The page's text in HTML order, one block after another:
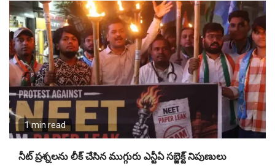
1 min read
నీట్ ప్ర‌శ్న‌ల‌ను లీక్ చేసిన ముగ్గురు ఎన్టీఏ స‌బ్జెక్ట్ నిపుణులు